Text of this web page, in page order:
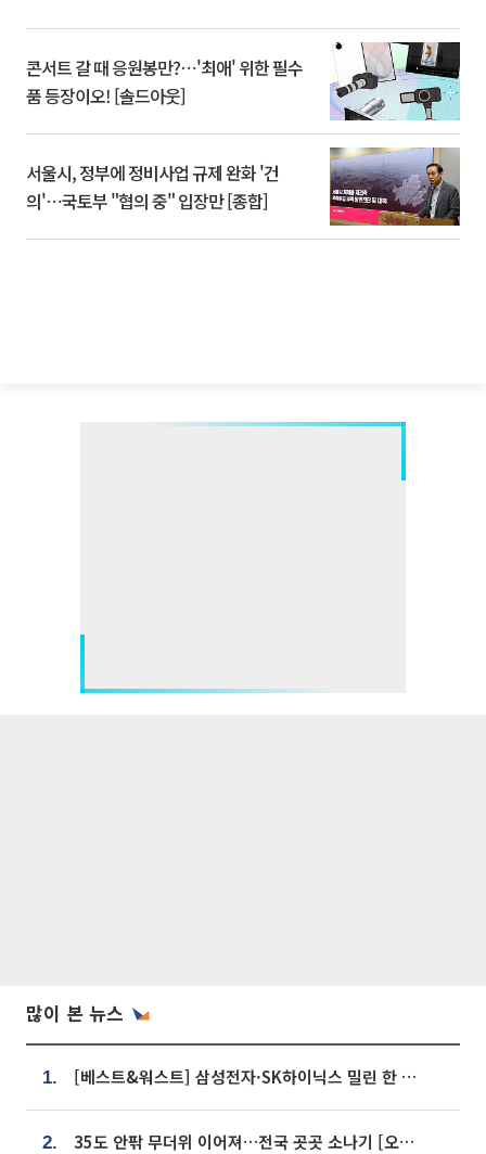
콘서트 갈 때 응원봉만?⋯'최애' 위한 필수
품 등장이오! [솔드아웃]
서울시, 정부에 정비사업 규제 완화 '건
의'⋯국토부 "협의 중" 입장만 [종합]
많이 본 뉴스
1. [베스트&워스트] 삼성전자·SK하이닉스 밀린 한 주…상상인증권은 85% 급등
2. 35도 안팎 무더위 이어져…전국 곳곳 소나기 [오늘 날씨]